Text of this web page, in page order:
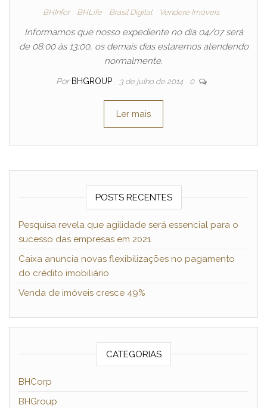
BHInfor BHLife Brasil Digital Vendere Imóveis
Informamos que nosso expediente no dia 04/07 será
de 08:00 às 13:00, os demais dias estaremos atendendo
normalmente.
Por BHGROUP 3 de julho de 2014 0
Ler mais
POSTS RECENTES
Pesquisa revela que agilidade será essencial para o
sucesso das empresas em 2021
Caixa anuncia novas flexibilizações no pagamento
do crédito imobiliário
Venda de imóveis cresce 49%
CATEGORIAS
BHCorp
BHGroup